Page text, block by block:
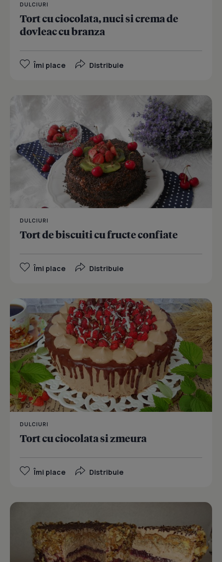
DULCIURI
Tort cu ciocolata, nuci si crema de
dovleac cu branza
Îmi place Distribuie
DULCIURI
Tort de biscuiti cu fructe confiate
Îmi place Distribuie
DULCIURI
Tort cu ciocolata si zmeura
Îmi place Distribuie